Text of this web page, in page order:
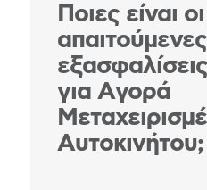
Ποιες είναι οι
απαιτούμενες
για Aγορά
Αυτοκινήτου;